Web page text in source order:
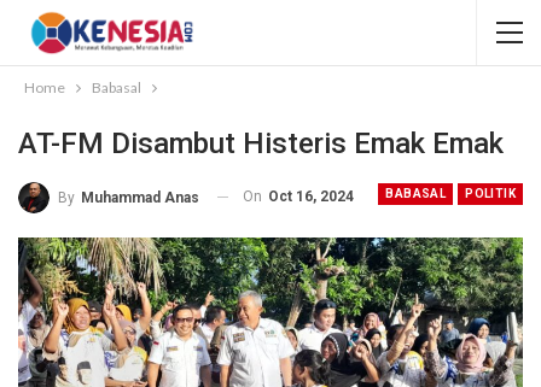
Home Babasal
AT-FM Disambut Histeris Emak Emak
BABASAL POLITIK
By Muhammad Anas On Oct 16, 2024